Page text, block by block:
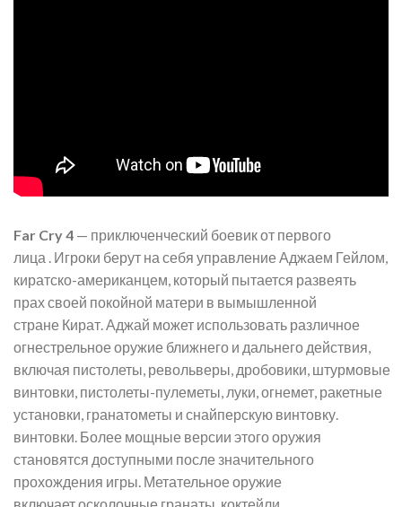
Far Cry 4 — приключенческий боевик от первого
лица . Игроки берут на себя управление Аджаем Гейлом,
киратско-американцем, который пытается развеять
прах своей покойной матери в вымышленной
стране Кират. Аджай может использовать различное
огнестрельное оружие ближнего и дальнего действия,
включая пистолеты, револьверы, дробовики, штурмовые
винтовки, пистолеты-пулеметы, луки, огнемет, ракетные
установки, гранатометы и снайперскую винтовку.
винтовки. Более мощные версии этого оружия
становятся доступными после значительного
прохождения игры. Метательное оружие